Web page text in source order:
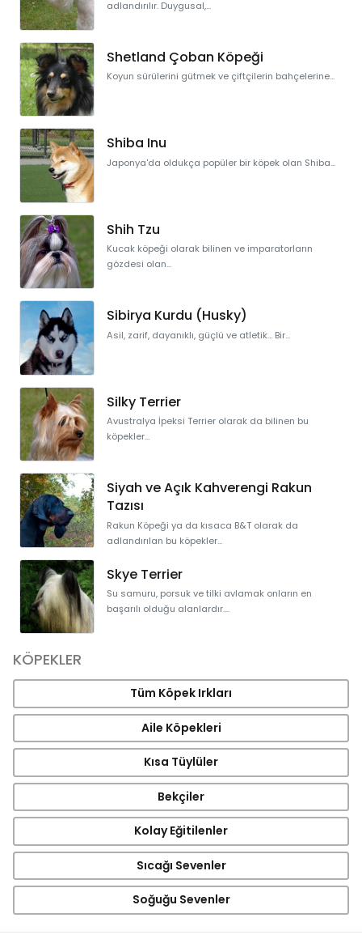
adlandırılır. Duygusal,...
Shetland Çoban Köpeği
Koyun sürülerini gütmek ve çiftçilerin bahçelerine...
Shiba Inu
Japonya'da oldukça popüler bir köpek olan Shiba...
Shih Tzu
Kucak köpeği olarak bilinen ve imparatorların
gözdesi olan...
Sibirya Kurdu (Husky)
Asil, zarif, dayanıklı, güçlü ve atletik... Bir...
Silky Terrier
Avustralya İpeksi Terrier olarak da bilinen bu
köpekler...
Siyah ve Açık Kahverengi Rakun
Tazısı
Rakun Köpeği ya da kısaca B&T olarak da
adlandırılan bu köpekler...
Skye Terrier
Su samuru, porsuk ve tilki avlamak onların en
başarılı olduğu alanlardır....
KÖPEKLER
Tüm Köpek Irkları
Aile Köpekleri
Kısa Tüylüler
Bekçiler
Kolay Eğitilenler
Sıcağı Sevenler
Soğuğu Sevenler